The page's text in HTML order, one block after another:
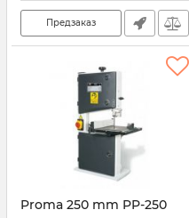
Предзаказ
Proma 250 mm PP-250